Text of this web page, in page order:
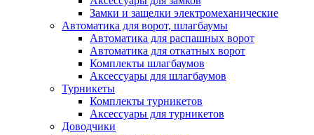
Замки и защелки электромеханические
Автоматика для ворот, шлагбаумы
Автоматика для распашных ворот
Автоматика для откатных ворот
Комплекты шлагбаумов
Аксессуары для шлагбаумов
Турникеты
Комплекты турникетов
Аксессуары для турникетов
Доводчики